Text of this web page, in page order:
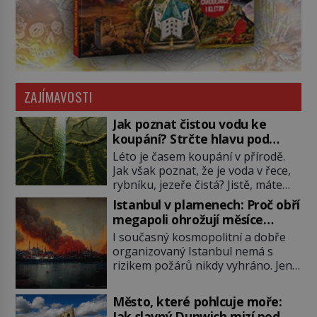
ZAJÍMAVOSTI
Jak poznat čistou vodu ke
koupání? Strčte hlavu pod
hladinu!
Léto je časem koupání v přírodě.
Jak však poznat, že je voda v řece,
rybníku, jezeře čistá? Jistě, máte
možnost využít informace
hygieniků či podrobit křížovému
výslechu provozovatele přírodního
koupaliště. Existuje ale ještě jiná
alternativa. Jaká? Podívat se pod
hladinu a zjistit, kdo si onu
dávno před vámi. Říká se jim
bioindikátory […]
Istanbul v plamenech: Proč obří
megapoli ohrožují měsíce
smaženého lilku?
I současný kosmopolitní a dobře
organizovaný Istanbul nemá s
rizikem požárů nikdy vyhráno. Jen
představit, jaká požární rizika
skrýval Istanbul časů minulých. Jak
Město, které pohlcuje moře: